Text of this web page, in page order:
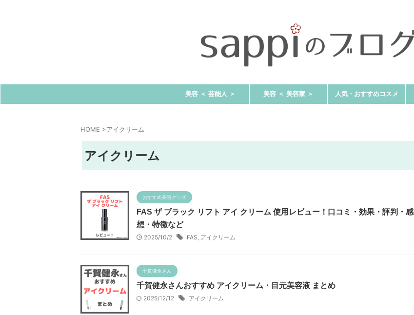
美容 ＜ 芸能人 ＞ 美容 ＜ 美容家 ＞ 人気・おすすめコスメ
HOME >アイクリーム
アイクリーム
おすすめ美容グッズ
FAS ザ ブラック リフト アイ クリーム 使用レビュー！口コミ・効果・評判・感
想・特徴など
2025/10/2 FAS アイクリーム
千賀健永さん
千賀健永さんおすすめ アイクリーム・目元美容液 まとめ
2025/12/12 アイクリーム